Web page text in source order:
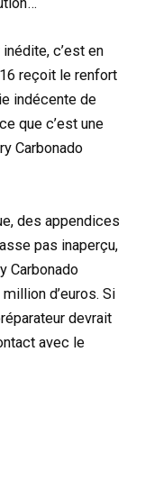
c’est en
reçoit le renfort
indécente de
que c’est une
Carbonado
des appendices
pas inaperçu,
Carbonado
d’euros. Si
devrait
avec le